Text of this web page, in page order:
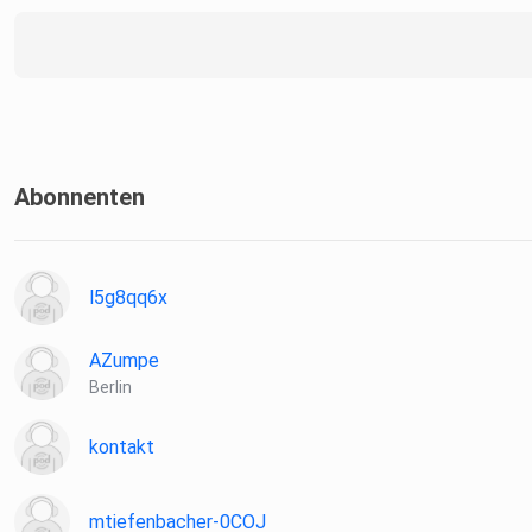
Abonnenten
l5g8qq6x
AZumpe
Berlin
kontakt
mtiefenbacher-0COJ